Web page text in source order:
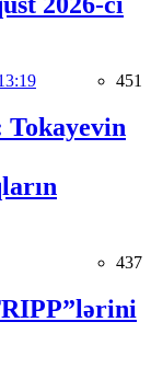
451
Tokayevin
437